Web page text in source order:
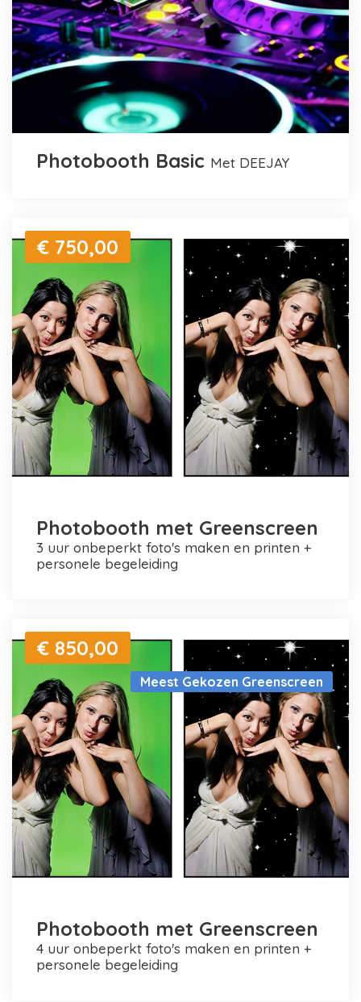
Photobooth Basic met DEEJAY
€ 750,00
Photobooth met Greenscreen
3 uur onbeperkt foto's maken en printen +
personele begeleiding
Meest Gekozen Greenscreen
€ 850,00
Photobooth met Greenscreen
4 uur onbeperkt foto's maken en printen +
personele begeleiding